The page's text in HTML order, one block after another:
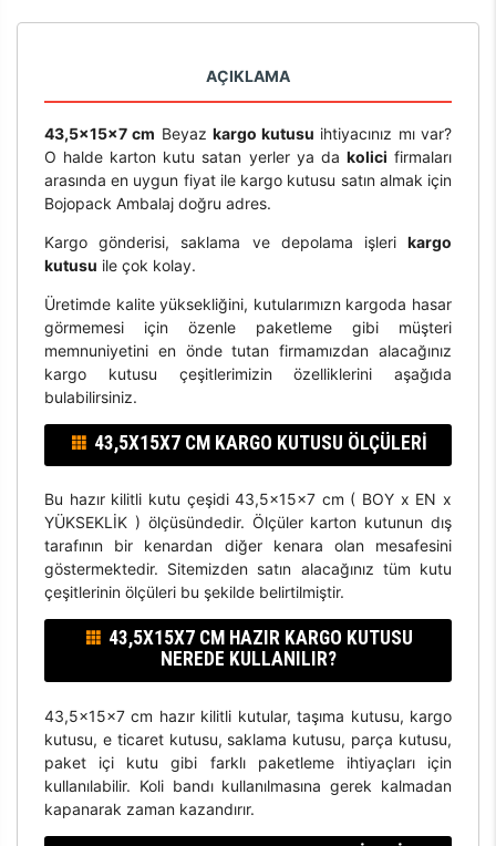
AÇIKLAMA
43,5x15x7 cm Beyaz kargo kutusu ihtiyacınız mı var?
O halde karton kutu satan yerler ya da kolici firmaları
arasında en uygun fiyat ile kargo kutusu satın almak için
Bojopack Ambalaj doğru adres.
Kargo gönderisi, saklama ve depolama işlerikargo
kutusu ile çok kolay.
Üretimde kalite yüksekliğini, kutularımızn kargoda hasar
görmemesi için özenle paketleme gibi müşteri
memnuniyetini en önde tutan firmamızdan alacağınız
kargo kutusu çeşitlerimizin özelliklerini aşağıda
bulabilirsiniz.
43,5X15X7 CM KARGO KUTUSU ÖLÇÜLERI
Bu hazır kilitli kutu çeşidi 43,5x15x7 cm ( BOY x EN x
YÜKSEKLİK ) ölçüsündedir. Ölçüler karton kutunun dış
tarafının bir kenardan diğer kenara olan mesafesini
göstermektedir. Sitemizden satın alacağınız tüm kutu
çeşitlerinin ölçüleri bu şekilde belirtilmiştir.
43,5X15X7 CM HAZIR KARGO KUTUSU
NEREDE KULLANILIR?
43,5x15x7 cm hazır kilitli kutular, taşıma kutusu, kargo
kutusu, e ticaret kutusu, saklama kutusu, parça kutusu,
paket içi kutu gibi farklı paketleme ihtiyaçları için
kullanılabilir. Koli bandı kullanılmasına gerek kalmadan
kapanarak zaman kazandırır.